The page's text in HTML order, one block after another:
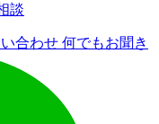
談
合わせ 何でもお聞き